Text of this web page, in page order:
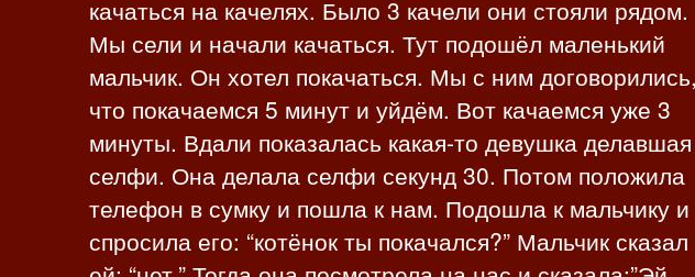
качаться на качелях. Было 3 качели они стояли рядом.
Мы сели и начали качаться. Тут подошёл маленький
мальчик. Он хотел покачаться. Мы с ним договорились,
что покачаемся 5 минут и уйдём. Вот качаемся уже 3
минуты. Вдали показалась какая-то девушка делавшая
селфи. Она делала селфи секунд 30. Потом положила
телефон в сумку и пошла к нам. Подошла к мальчику и
спросила его: “котёнок ты покачался?” Мальчик сказал